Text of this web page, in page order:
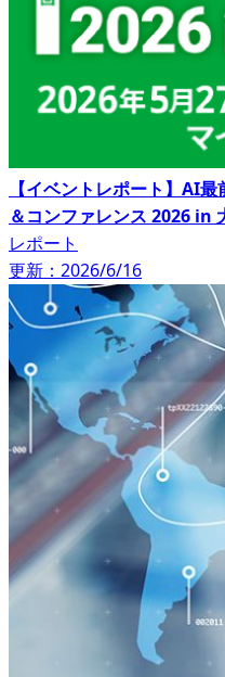
【イベントレポート】AI
＆コンファレンス 2026 in
レポート
更新：2026/6/16